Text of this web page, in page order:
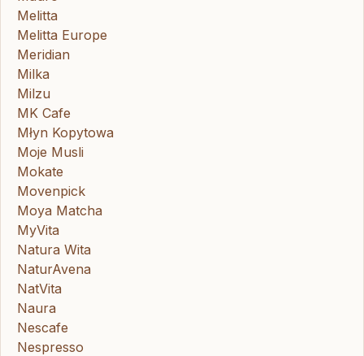
Melitta
Melitta Europe
Meridian
Milka
Milzu
MK Cafe
Młyn Kopytowa
Moje Musli
Mokate
Movenpick
Moya Matcha
MyVita
Natura Wita
NaturAvena
NatVita
Naura
Nescafe
Nespresso